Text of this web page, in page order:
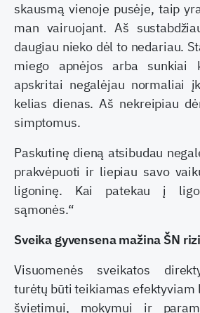
skausmą vienoje pusėje, taip
man vairuojant. Aš
daugiau nieko dėl to nedariau.
miego apnėjos arba sunkiai
apskritai negalėjau normaliai
kelias dienas. Aš nekreipiau
simptomus.
Paskutinę dieną atsibudau
prakvėpuoti ir liepiau savo
ligoninę. Kai patekau į
sąmonės.“
Sveika gyvensena mažina ŠN
Visuomenės sveikatos
turėtų būti teikiamas efektyviam
švietimui, mokymui ir